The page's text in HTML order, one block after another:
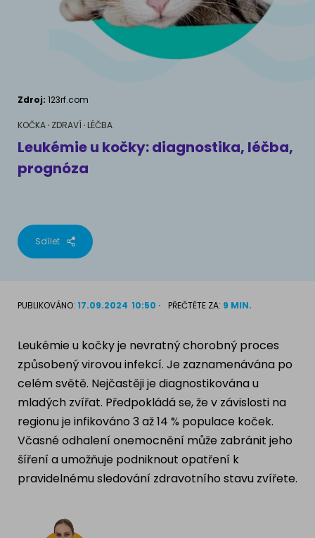
Pamlsky a doplňky stravy
Chování
Školení
MÁM PSA
Život se psem
Příslušenství pro psy
PLEMENA PSŮ
Francouzský buldog
Dalmatín
Zlatý retrívr
Německý ovčák
Atlas psů
Výživové poradenství
Pamlsky a doplňky stravy
MÁM KOČKU
Jak rozumět kočce
Život s kočkou
Školení
Příslušenství pro kočky
PLEMENA KOČEK
Britská krátkosrstá kočka
Bengálská kočka
Kanadský Sphynx
AKVARIJNÍ RYBY
Zdroj: 123rf.com
KOČKA ZDRAVÍ LÉČBA
Leukémie u kočky: diagnostika, léčba,
prognóza
Sdílet
PUBLIKOVÁNO: 17.09.2024 10:50 PŘEČTĚTE ZA: 9 MIN.
Leukémie u kočky je nevratný chorobný proces
způsobený virovou infekcí. Je zaznamenávána po
celém světě. Nejčastěji je diagnostikována u
mladých zvířat. Předpokládá se, že v závislosti na
regionu je infikováno 3 až 14 % populace koček.
Včasné odhalení onemocnění může zabránit jeho
šíření a umožňuje podniknout opatření k
pravidelnému sledování zdravotního stavu zvířete.